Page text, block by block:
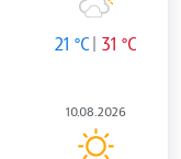
21 °C 31 °C
10.08.2026